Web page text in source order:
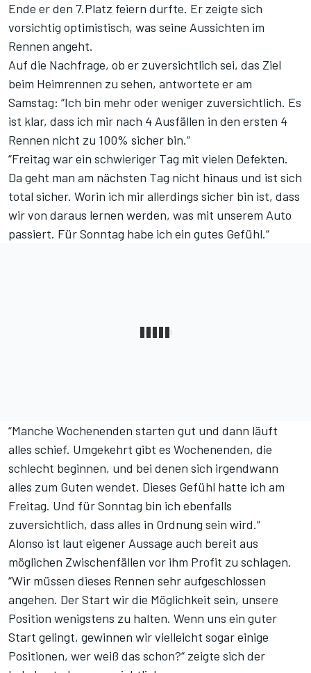
Ende er den 7.Platz feiern durfte. Er zeigte sich
vorsichtig optimistisch, was seine Aussichten im
Rennen angeht.
Auf die Nachfrage, ob er zuversichtlich sei, das Ziel
beim Heimrennen zu sehen, antwortete er am
Samstag: “Ich bin mehr oder weniger zuversichtlich. Es
ist klar, dass ich mir nach 4 Ausfällen in den ersten 4
Rennen nicht zu 100% sicher bin.“
“Freitag war ein schwieriger Tag mit vielen Defekten.
Da geht man am nächsten Tag nicht hinaus und ist sich
total sicher. Worin ich mir allerdings sicher bin ist, dass
wir von daraus lernen werden, was mit unserem Auto
passiert. Für Sonntag habe ich ein gutes Gefühl.“
“Manche Wochenenden starten gut und dann läuft
alles schief. Umgekehrt gibt es Wochenenden, die
schlecht beginnen, und bei denen sich irgendwann
alles zum Guten wendet. Dieses Gefühl hatte ich am
Freitag. Und für Sonntag bin ich ebenfalls
zuversichtlich, dass alles in Ordnung sein wird.“
Alonso ist laut eigener Aussage auch bereit aus
möglichen Zwischenfällen vor ihm Profit zu schlagen.
“Wir müssen dieses Rennen sehr aufgeschlossen
angehen. Der Start wir die Möglichkeit sein, unsere
Position wenigstens zu halten. Wenn uns ein guter
Start gelingt, gewinnen wir vielleicht sogar einige
Positionen, wer weiß das schon?“ zeigte sich der